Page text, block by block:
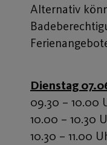
Alternativ
Dienstag
09.30 – 10.00
10.00 – 10.30
10.30 – 11.00